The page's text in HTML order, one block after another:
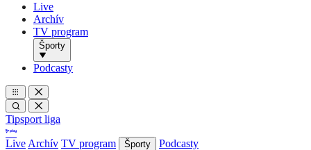
Live
Archív
TV program
Športy
Podcasty
Tipsport liga
Live Archív TV program Športy
Podcasty